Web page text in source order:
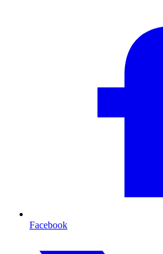
Facebook